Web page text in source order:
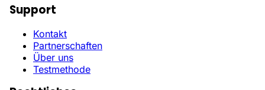
Support
Kontakt
Partnerschaften
Über uns
Testmethode